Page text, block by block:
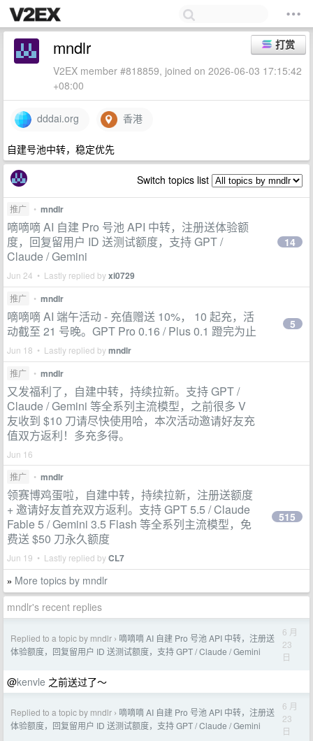
打赏
mndlr
V2EX member #818859, joined on 2026-06-03 17:15:42
+08:00
dddai.org 香港
自建号池中转，稳定优先
Switch topics list
推广 • mndlr
嘀嘀嘀 AI 自建 Pro 号池 API 中转，注册送体验额
度，回复留用户 ID 送测试额度，支持 GPT /
Claude / Gemini
Jun 24 • Lastly replied byxi0729
14
推广 • mndlr
嘀嘀嘀 AI 端午活动 - 充值赠送 10%， 10 起充，活
动截至 21 号晚。GPT Pro 0.16 / Plus 0.1 蹬完为止
Jun 18 • Lastly replied bymndlr
5
推广 • mndlr
又发福利了，自建中转，持续拉新。支持 GPT /
Claude / Gemini 等全系列主流模型，之前很多 V
友收到 $10 刀请尽快使用哈，本次活动邀请好友充
值双方返利！多充多得。
Jun 16
推广
• mndlr
领赛博鸡蛋啦，自建中转，持续拉新，注册送额度
+ 邀请好友首充双方返利。支持 GPT 5.5 / Claude
Fable 5 / Gemini 3.5 Flash 等全系列主流模型，免
费送 $50 刀永久额度
Jun 19 • Lastly replied byCL7
515
» More topics by mndlr
mndlr's recent replies
Replied to a topic by mndlr › 嘀嘀嘀 AI 自建 Pro 号池 API 中转，注册送
体验额度，回复留用户 ID 送测试额度，支持 GPT / Claude / Gemini
6 月
23
日
@kenvle 之前送过了～
Replied to a topic by mndlr › 嘀嘀嘀 AI 自建 Pro 号池 API 中转，注册送
体验额度，回复留用户 ID 送测试额度，支持 GPT / Claude / Gemini
6 月
23
日